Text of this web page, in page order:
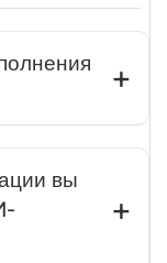
и
стадии
вы